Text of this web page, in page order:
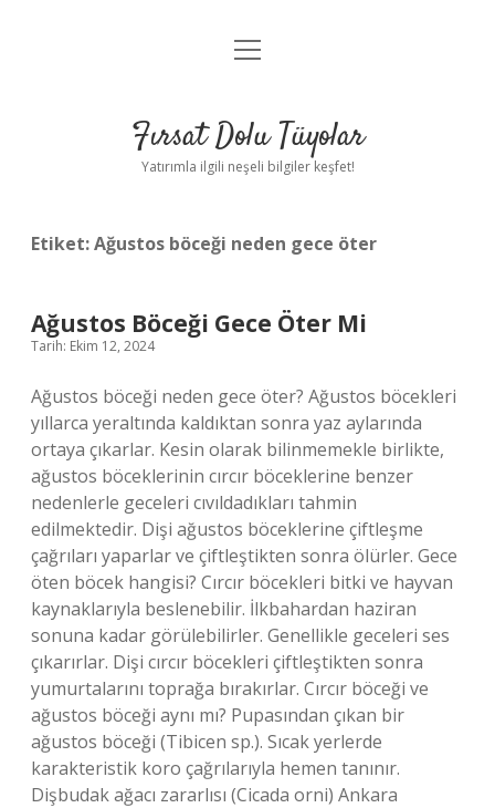
Gizlilik Politikası
Yasal Uyarı
menüyü
Fırsat Dolu Tüyolar
Yatırımla ilgili neşeli bilgiler keşfet!
Etiket:Ağustos böceği neden gece öter
Ağustos Böceği Gece Öter Mi
Tarih: Ekim 12, 2024
Ağustos böceği neden gece öter? Ağustos böcekleri
yıllarca yeraltında kaldıktan sonra yaz aylarında
ortaya çıkarlar. Kesin olarak bilinmemekle birlikte,
ağustos böceklerinin cırcır böceklerine benzer
nedenlerle geceleri cıvıldadıkları tahmin
edilmektedir. Dişi ağustos böceklerine çiftleşme
çağrıları yaparlar ve çiftleştikten sonra ölürler. Gece
öten böcek hangisi? Cırcır böcekleri bitki ve hayvan
kaynaklarıyla beslenebilir. İlkbahardan haziran
sonuna kadar görülebilirler. Genellikle geceleri ses
çıkarırlar. Dişi cırcır böcekleri çiftleştikten sonra
yumurtalarını toprağa bırakırlar. Cırcır böceği ve
ağustos böceği aynı mı? Pupasından çıkan bir
ağustos böceği (Tibicen sp.). Sıcak yerlerde
karakteristik koro çağrılarıyla hemen tanınır.
Dişbudak ağacı zararlısı (Cicada orni) Ankara